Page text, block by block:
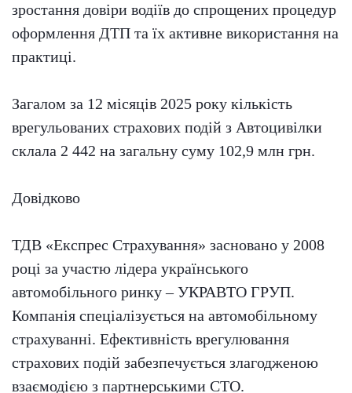
зростання довіри водіїв до спрощених процедур
оформлення ДТП та їх активне використання на
практиці.
Загалом за 12 місяців 2025 року кількість
врегульованих страхових подій з Автоцивілки
склала 2 442 на загальну суму 102,9 млн грн.
Довідково
ТДВ «Експрес Страхування» засновано у 2008
році за участю лідера українського
автомобільного ринку – УКРАВТО ГРУП.
Компанія спеціалізується на автомобільному
страхуванні. Ефективність врегулювання
страхових подій забезпечується злагодженою
взаємодією з партнерськими СТО.